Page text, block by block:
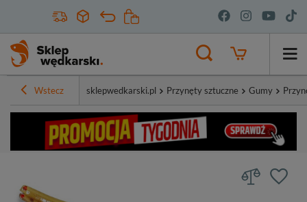
Wstecz sklepwedkarski.pl Przynęty sztuczne Gumy